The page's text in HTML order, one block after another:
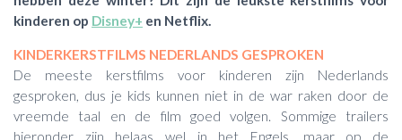
kinderen op Disney+ en Netflix.
KINDERKERSTFILMS NEDERLANDS GESPROKEN
De meeste kerstfilms voor kinderen zijn Nederlands
gesproken, dus je kids kunnen niet in de war raken door de
vreemde taal en de film goed volgen. Sommige trailers
hieronder zijn helaas wel in het Engels, maar op de